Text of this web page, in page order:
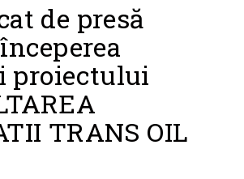
de presă
proiectului
TRANS OIL